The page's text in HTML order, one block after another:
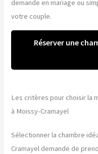
demande en mariage ou
votre couple.
Réserver une
Les critères pour choisir la
à Moissy-Cramayel
Sélectionner la chambre
Cramayel demande de